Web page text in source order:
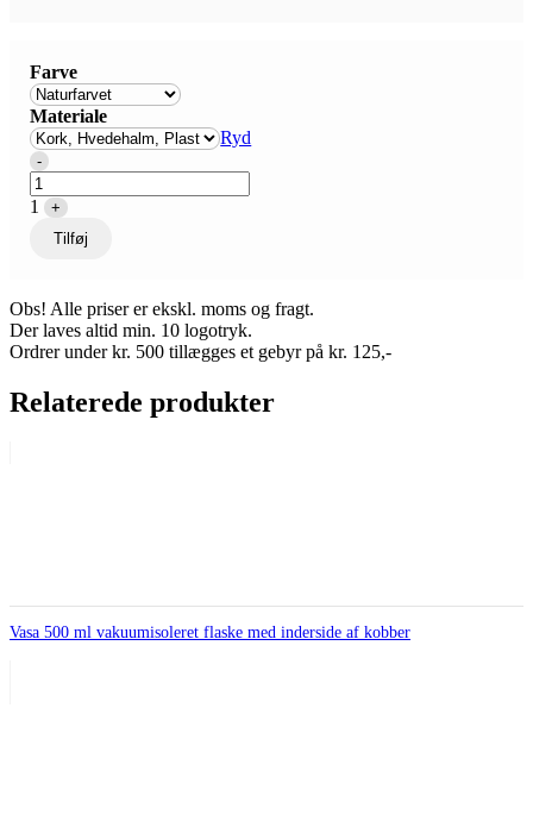
Farve
Materiale
Ryd
Quantity
-
1
+
Tilføj
Obs! Alle priser er ekskl. moms og fragt.
Der laves altid min. 10 logotryk.
Ordrer under kr. 500 tillægges et gebyr på kr. 125,-
Relaterede produkter
Vasa 500 ml vakuumisoleret flaske med inderside af kobber